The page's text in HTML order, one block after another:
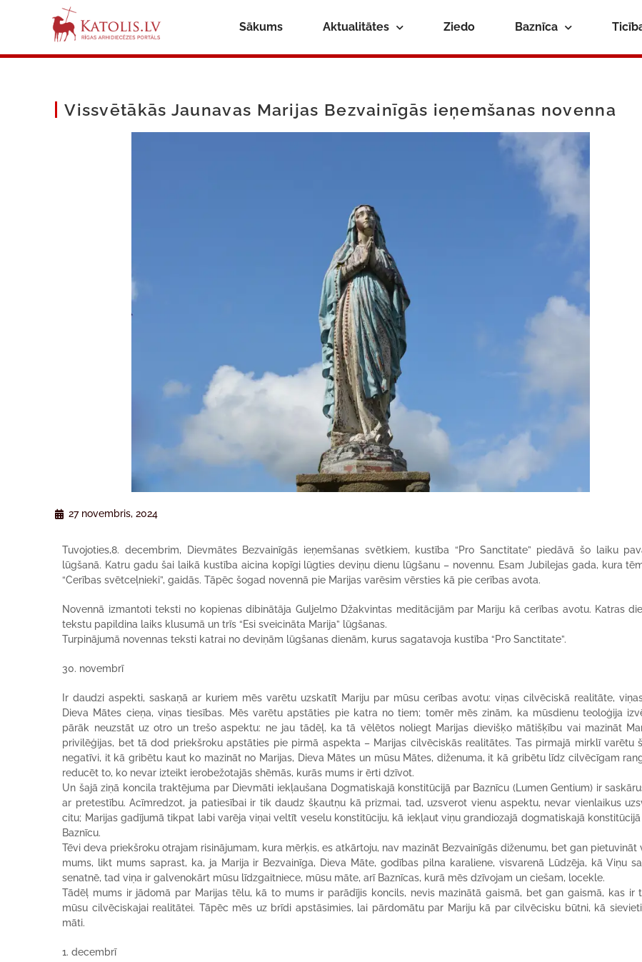
Sākums Aktualitātes Ziedo Baznīca
Vissvētākās Jaunavas Marijas Bezvainīgās ieņemšanas novenna
27 novembris, 2024
Tuvojoties,8. decembrim, Dievmātes Bezvainīgās ieņemšanas svētkiem, kustība “Pro Sanctitate” piedāvā šo laiku
lūgšanā. Katru gadu šai laikā kustība aicina kopīgi lūgties deviņu dienu lūgšanu – novennu. Esam Jubilejas gada, kura
“Cerības svētceļnieki”, gaidās. Tāpēc šogad novennā pie Marijas varēsim vērsties kā pie cerības avota.
Novennā izmantoti teksti no kopienas dibinātāja Guljelmo Džakvintas meditācijām par Mariju kā cerības avotu. Katras
tekstu papildina laiks klusumā un trīs “Esi sveicināta Marija” lūgšanas.
Turpinājumā novennas teksti katrai no deviņām lūgšanas dienām, kurus sagatavoja kustība “Pro Sanctitate”.
30. novembrī
Ir daudzi aspekti, saskaņā ar kuriem mēs varētu uzskatīt Mariju par mūsu cerības avotu: viņas cilvēciskā realitāte,
Dieva Mātes cieņa, viņas tiesības. Mēs varētu apstāties pie katra no tiem; tomēr mēs zinām, ka mūsdienu teoloģija
pārāk neuzstāt uz otro un trešo aspektu: ne jau tādēļ, ka tā vēlētos noliegt Marijas dievišķo mātišķību vai mazināt
privilēģijas, bet tā dod priekšroku apstāties pie pirmā aspekta – Marijas cilvēciskās realitātes. Tas pirmajā mirklī varētu
negatīvi, it kā gribētu kaut ko mazināt no Marijas, Dieva Mātes un mūsu Mātes, diženuma, it kā gribētu līdz cilvēcīgam
reducēt to, ko nevar izteikt ierobežotajās shēmās, kurās mums ir ērti dzīvot.
Un šajā ziņā koncila traktējuma par Dievmāti iekļaušana Dogmatiskajā konstitūcijā par Baznīcu (Lumen Gentium) ir
ar pretestību. Acīmredzot, ja patiesībai ir tik daudz šķautņu kā prizmai, tad, uzsverot vienu aspektu, nevar vienlaikus
citu; Marijas gadījumā tikpat labi varēja viņai veltīt veselu konstitūciju, kā iekļaut viņu grandiozajā dogmatiskajā
Baznīcu.
Tēvi deva priekšroku otrajam risinājumam, kura mērķis, es atkārtoju, nav mazināt Bezvainīgās diženumu, bet gan pietuvināt
mums, likt mums saprast, ka, ja Marija ir Bezvainīga, Dieva Māte, godības pilna karaliene, visvarenā Lūdzēja, kā Viņu
senatnē, tad viņa ir galvenokārt mūsu līdzgaitniece, mūsu māte, arī Baznīcas, kurā mēs dzīvojam un ciešam, locekle.
Tādēļ mums ir jādomā par Marijas tēlu, kā to mums ir parādījis koncils, nevis mazinātā gaismā, bet gan gaismā, kas ir
mūsu cilvēciskajai realitātei. Tāpēc mēs uz brīdi apstāsimies, lai pārdomātu par Mariju kā par cilvēcisku būtni, kā
māti.
1. decembrī